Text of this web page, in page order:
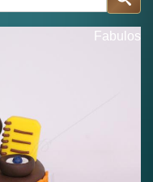
Fabulos